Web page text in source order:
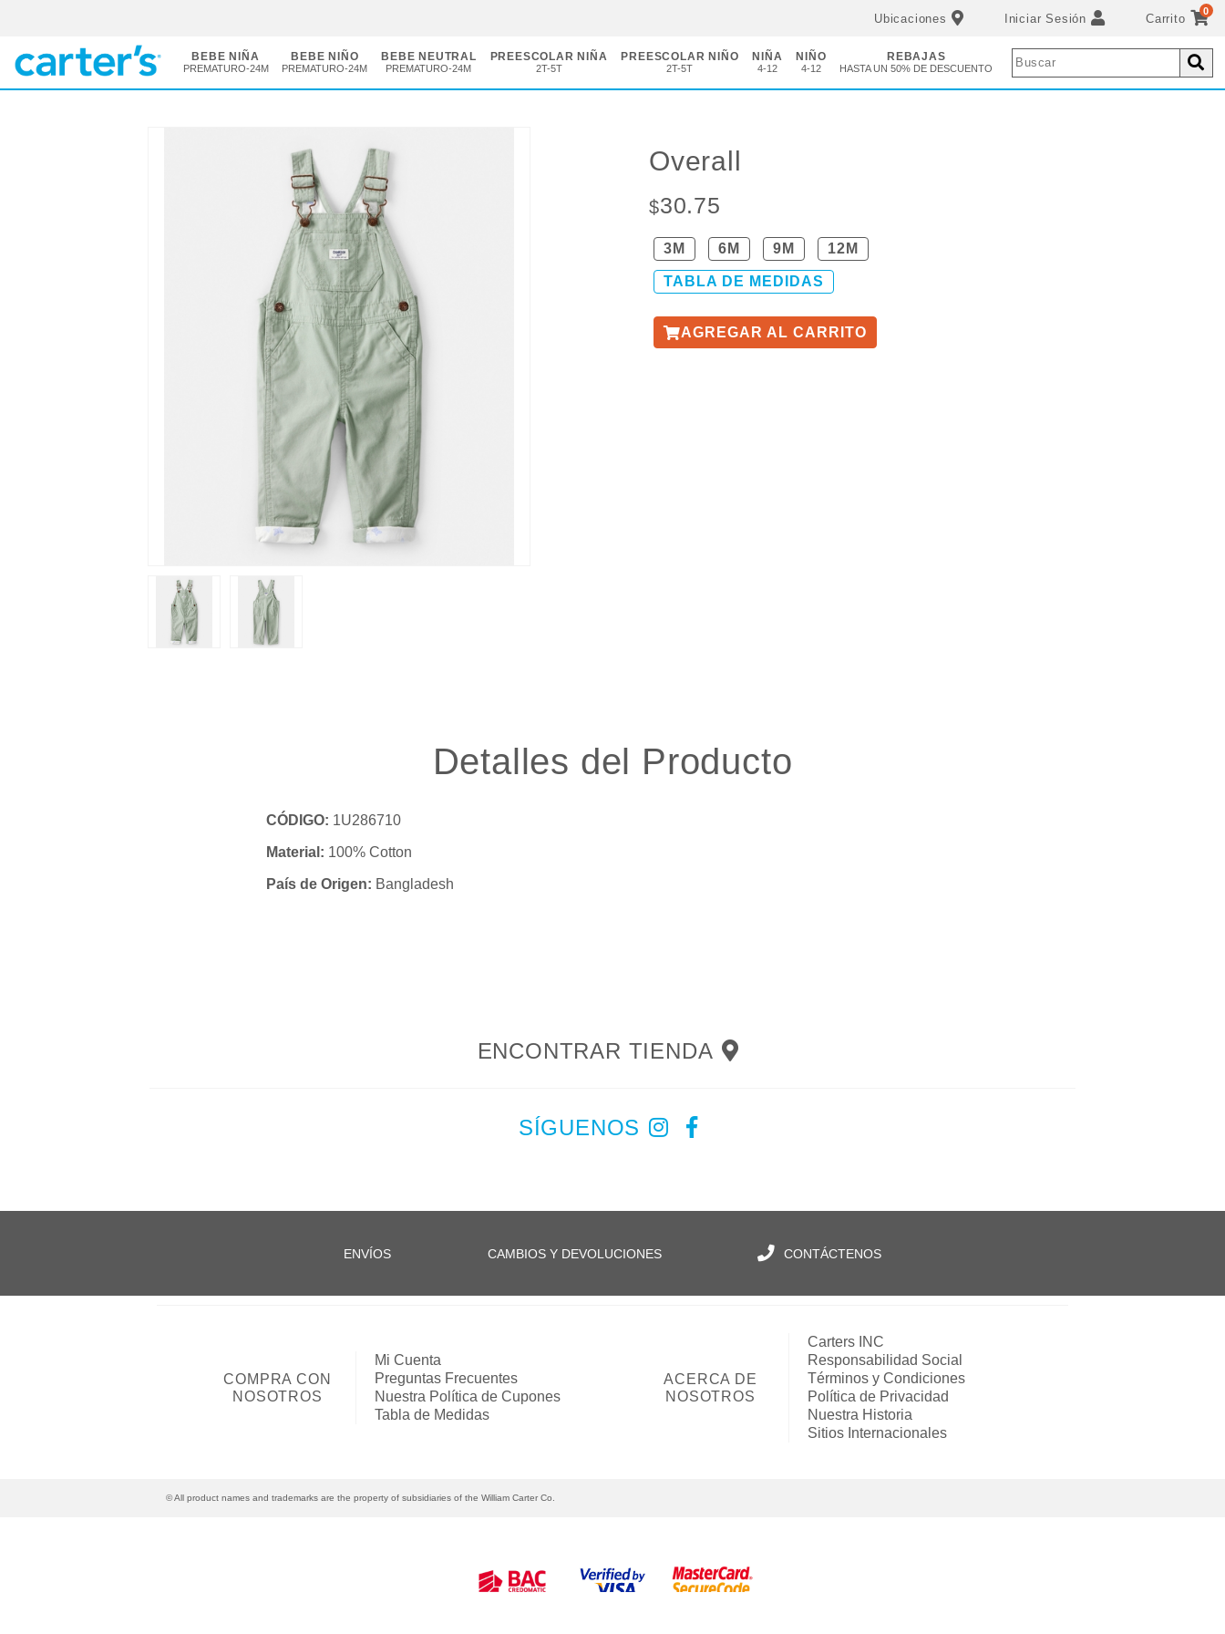
Ubicaciones Iniciar Sesión Carrito
0
BEBE NIÑA
PREMATURO-24M
BEBE NIÑO
PREMATURO-24M
BEBE NEUTRAL
PREMATURO-24M
PREESCOLAR NIÑA
2T-5T
PREESCOLAR NIÑO
2T-5T
NIÑA
4-12
NIÑO
4-12
REBAJAS
HASTA UN 50% DE DESCUENTO
Overall
$30.75
3M 6M 9M 12M
TABLA DE MEDIDAS
AGREGAR AL CARRITO
Detalles del Producto
CÓDIGO: 1U286710
Material: 100% Cotton
País de Origen: Bangladesh
ENCONTRAR TIENDA
SÍGUENOS
ENVÍOS CAMBIOS Y DEVOLUCIONES CONTÁCTENOS
COMPRA CON
NOSOTROS
Mi Cuenta
Preguntas Frecuentes
Nuestra Política de Cupones
Tabla de Medidas
ACERCA DE
NOSOTROS
Carters INC
Responsabilidad Social
Términos y Condiciones
Política de Privacidad
Nuestra Historia
Sitios Internacionales
© All product names and trademarks are the property of subsidiaries of the William Carter Co.